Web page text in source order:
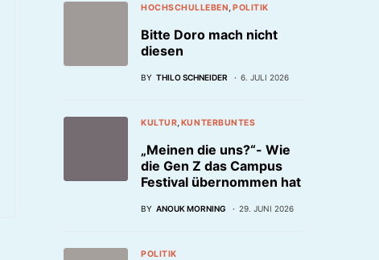
HOCHSCHULLEBEN POLITIK
Bitte Doro mach nicht
diesen
BY THILO SCHNEIDER 6. JULI 2026
KULTUR KUNTERBUNTES
„Meinen die uns?“- Wie
die Gen Z das Campus
Festival übernommen hat
BY ANOUK MORNING 29. JUNI 2026
POLITIK